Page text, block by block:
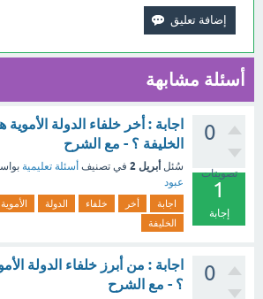
أسئلة مشابهة
0
تصويتات
1
إجابة
اجابة : أخر خلفاء الدولة الأموية
الخليفة ؟ - مع الشرح
سُئل أبريل 2 في تصنيف أسئلة تعليمية
عبود
اجابة أخر خلفاء الدولة
الأموية
الخليفة
0
اجابة : من أبرز خلفاء الدولة
؟ - مع الشرح